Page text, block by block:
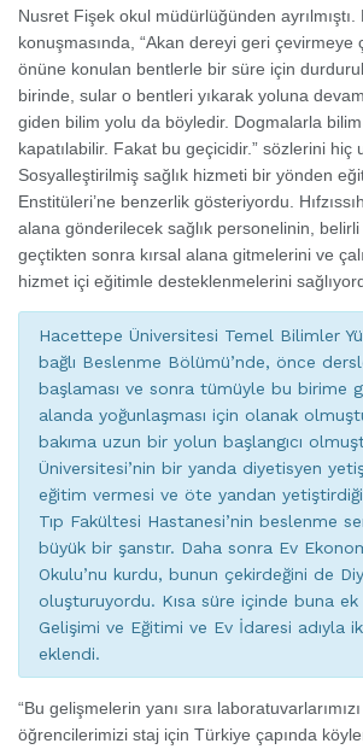
Nusret Fişek okul müdürlüğünden ayrılmıştı.
konuşmasında, “Akan dereyi geri çevirmeye
önüne konulan bentlerle bir süre için
birinde, sular o bentleri yıkarak yoluna
giden bilim yolu da böyledir. Dogmalarla
kapatılabilir. Fakat bu geçicidir.” sözlerini hiç
Sosyalleştirilmiş sağlık hizmeti bir yönden
Enstitüleri’ne benzerlik gösteriyordu.
alana gönderilecek sağlık personelinin,
geçtikten sonra kırsal alana gitmelerini ve
hizmet içi eğitimle desteklenmelerini
Hacettepe Üniversitesi Temel Bilimler
bağlı Beslenme Bölümü’nde, önce
başlaması ve sonra tümüyle bu birime
alanda yoğunlaşması için olanak
bakıma uzun bir yolun başlangıcı
Üniversitesi’nin bir yanda diyetisyen
eğitim vermesi ve öte yandan
Tıp Fakültesi Hastanesi’nin beslenme
büyük bir şanstır. Daha sonra Ev
Okulu’nu kurdu, bunun çekirdeğini de
oluşturuyordu. Kısa süre içinde buna
Gelişimi ve Eğitimi ve Ev İdaresi adıyla
eklendi.
“Bu gelişmelerin yanı sıra
öğrencilerimizi staj için Türkiye çapında